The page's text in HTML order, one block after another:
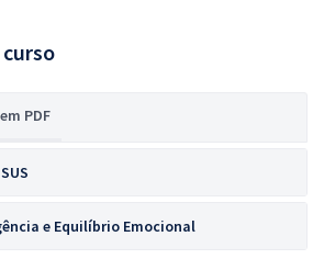
PDF
e Equilíbrio Emocional